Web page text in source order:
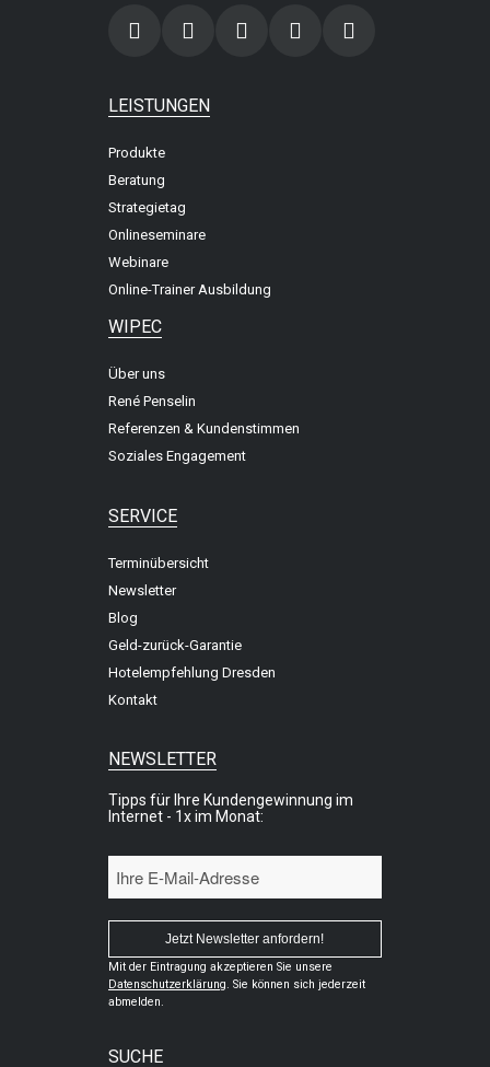
LEISTUNGEN
Produkte
Beratung
Strategietag
Onlineseminare
Webinare
Online-Trainer Ausbildung
WIPEC
Über uns
René Penselin
Referenzen & Kundenstimmen
Soziales Engagement
SERVICE
Terminübersicht
Newsletter
Blog
Geld-zurück-Garantie
Hotelempfehlung Dresden
Kontakt
NEWSLETTER
Tipps für Ihre Kundengewinnung im
Internet - 1x im Monat:
Mit der Eintragung akzeptieren Sie unsere
Datenschutzerklärung. Sie können sich jederzeit
abmelden.
SUCHE